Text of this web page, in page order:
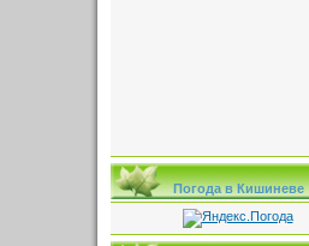
Погода в Кишиневе